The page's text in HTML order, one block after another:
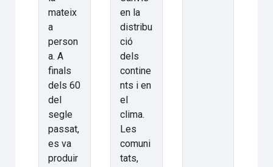
mateix
a
person
a. A
finals
dels 60
del
segle
passat,
es va
produir
en la
distribu
ció
dels
contine
nts i en
el
clima.
Les
comuni
tats,